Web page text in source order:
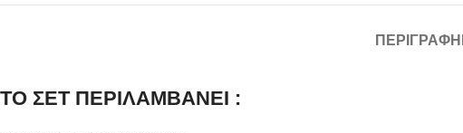
ΠΕΡΙΓΡΑΦΉ
ΤΟ ΣΕΤ ΠΕΡΙΛΑΜΒΑΝΕΙ :